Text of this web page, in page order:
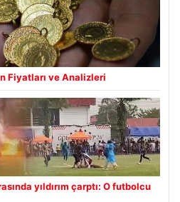
Fiyatları ve Analizleri
yıldırım çarptı: O futbolcu